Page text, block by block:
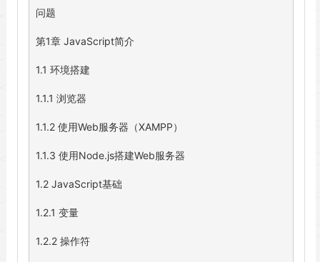
问题
第1章 JavaScript简介
1.1 环境搭建
1.1.1 浏览器
1.1.2 使用Web服务器（XAMPP）
1.1.3 使用Node.js搭建Web服务器
1.2 JavaScript基础
1.2.1 变量
1.2.2 操作符